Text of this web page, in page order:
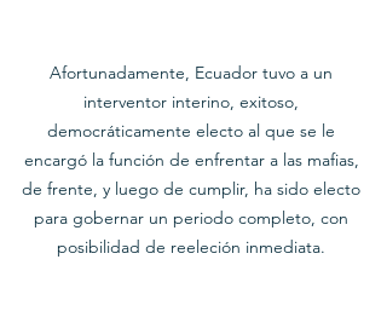
Afortunadamente, Ecuador tuvo a un
interventor interino, exitoso,
democráticamente electo al que se le
encargó la función de enfrentar a las mafias,
de frente, y luego de cumplir, ha sido electo
para gobernar un periodo completo, con
posibilidad de reeleción inmediata.